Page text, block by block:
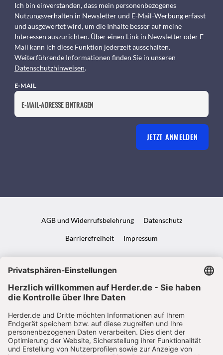
Ich bin einverstanden, dass mein personenbezogenes
Nutzungsverhalten in Newsletter und E-Mail-Werbung erfasst
und ausgewertet wird, um die Inhalte besser auf meine
Interessen auszurichten. Über einen Link in Newsletter oder E-
Mail kann ich diese Funktion jederzeit ausschalten.
Weiterführende Informationen finden Sie in unseren
Datenschutzhinweisen.
E-MAIL
JETZT ANMELDEN
AGB und Widerrufsbelehrung Datenschutz
Barrierefreiheit Impressum
VERTRAG WIDERRUFEN